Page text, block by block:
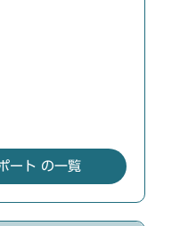
ート の一覧